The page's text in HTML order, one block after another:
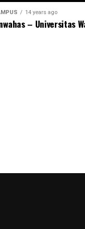
14 years ago
– Universitas